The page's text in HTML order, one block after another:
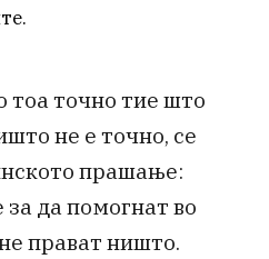
тоа точно тие што
не е точно, се
прашање:
да помогнат во
прават ништо.